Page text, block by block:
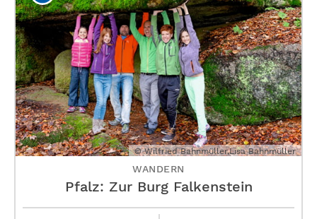
© Wilfried Bahnmüller,Lisa Bahnmüller
WANDERN
Pfalz: Zur Burg Falkenstein